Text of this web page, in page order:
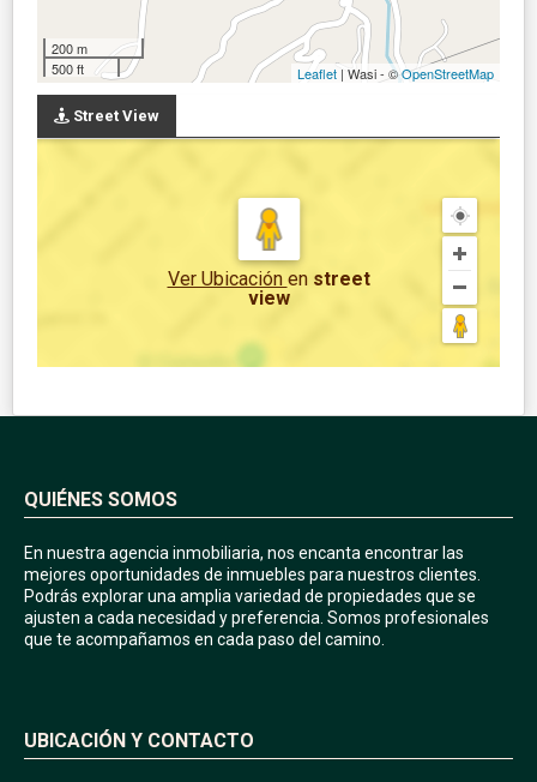
200 m
500 ft
Leaflet | Wasi - ©OpenStreetMap
Street View
Ver Ubicación en street
view
QUIÉNES SOMOS
En nuestra agencia inmobiliaria, nos encanta encontrar las
mejores oportunidades de inmuebles para nuestros clientes.
Podrás explorar una amplia variedad de propiedades que se
ajusten a cada necesidad y preferencia. Somos profesionales
que te acompañamos en cada paso del camino.
UBICACIÓN Y CONTACTO